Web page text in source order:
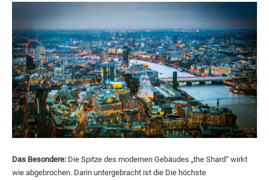
Das Besondere: Die Spitze des modernen Gebäudes „the Shard“ wirkt
wie abgebrochen. Darin untergebracht ist die Die höchste